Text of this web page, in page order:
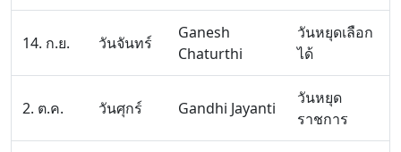
14. ก.ย. วันจันทร์
Ganesh
Chaturthi
วันหยุดเลือก
ได้
2. ต.ค. วันศุกร์ Gandhi Jayanti
วันหยุด
ราชการ